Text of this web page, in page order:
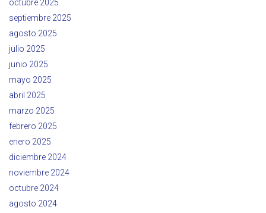
octubre 2025
septiembre 2025
agosto 2025
julio 2025
junio 2025
mayo 2025
abril 2025
marzo 2025
febrero 2025
enero 2025
diciembre 2024
noviembre 2024
octubre 2024
agosto 2024